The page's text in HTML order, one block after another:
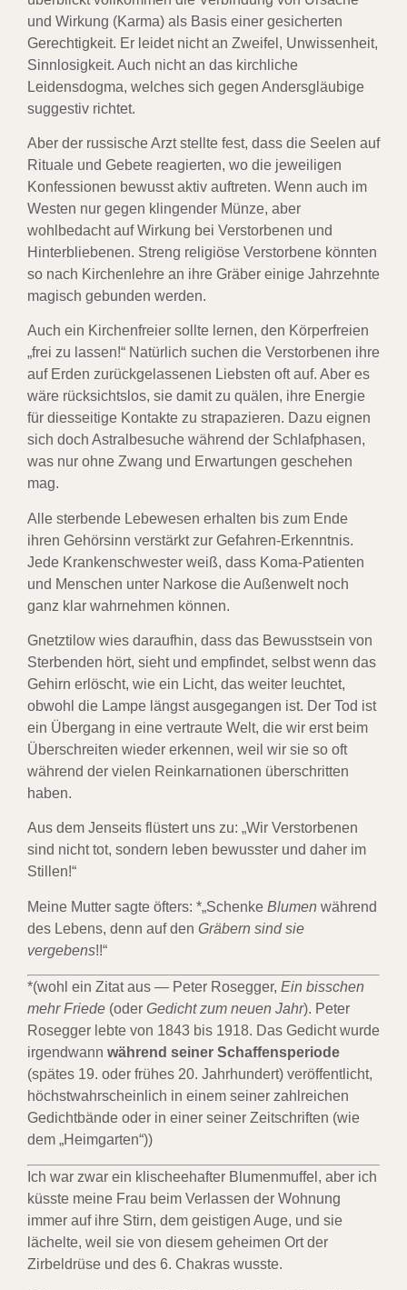
und Wirkung (Karma) als Basis einer gesicherten
Gerechtigkeit. Er leidet nicht an Zweifel, Unwissenheit,
Sinnlosigkeit. Auch nicht an das kirchliche
Leidensdogma, welches sich gegen Andersgläubige
suggestiv richtet.
Aber der russische Arzt stellte fest, dass die Seelen auf
Rituale und Gebete reagierten, wo die jeweiligen
Konfessionen bewusst aktiv auftreten. Wenn auch im
Westen nur gegen klingender Münze, aber
wohlbedacht auf Wirkung bei Verstorbenen und
Hinterbliebenen. Streng religiöse Verstorbene könnten
so nach Kirchenlehre an ihre Gräber einige Jahrzehnte
magisch gebunden werden.
Auch ein Kirchenfreier sollte lernen, den Körperfreien
„frei zu lassen!“ Natürlich suchen die Verstorbenen ihre
auf Erden zurückgelassenen Liebsten oft auf. Aber es
wäre rücksichtslos, sie damit zu quälen, ihre Energie
für diesseitige Kontakte zu strapazieren. Dazu eignen
sich doch Astralbesuche während der Schlafphasen,
was nur ohne Zwang und Erwartungen geschehen
mag.
Alle sterbende Lebewesen erhalten bis zum Ende
ihren Gehörsinn verstärkt zur Gefahren-Erkenntnis.
Jede Krankenschwester weiß, dass Koma-Patienten
und Menschen unter Narkose die Außenwelt noch
ganz klar wahrnehmen können.
Gnetztilow wies daraufhin, dass das Bewusstsein von
Sterbenden hört, sieht und empfindet, selbst wenn das
Gehirn erlöscht, wie ein Licht, das weiter leuchtet,
obwohl die Lampe längst ausgegangen ist. Der Tod ist
ein Übergang in eine vertraute Welt, die wir erst beim
Überschreiten wieder erkennen, weil wir sie so oft
während der vielen Reinkarnationen überschritten
haben.
Aus dem Jenseits flüstert uns zu: „Wir Verstorbenen
sind nicht tot, sondern leben bewusster und daher im
Stillen!“
Meine Mutter sagte öfters: *„Schenke Blumen während
des Lebens, denn auf den Gräbern sind sie
vergebens!!“
*(wohl ein Zitat aus — Peter Rosegger, Ein bisschen
mehr Friede (oder Gedicht zum neuen Jahr). Peter
Rosegger lebte von 1843 bis 1918. Das Gedicht wurde
irgendwann während seiner Schaffensperiode
(spätes 19. oder frühes 20. Jahrhundert) veröffentlicht,
höchstwahrscheinlich in einem seiner zahlreichen
Gedichtbände oder in einer seiner Zeitschriften (wie
dem „Heimgarten“))
Ich war zwar ein klischeehafter Blumenmuffel, aber ich
küsste meine Frau beim Verlassen der Wohnung
immer auf ihre Stirn, dem geistigen Auge, und sie
lächelte, weil sie von diesem geheimen Ort der
Zirbeldrüse und des 6. Chakras wusste.